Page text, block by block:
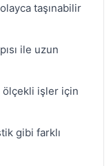
taşınabilir
ile uzun
ölçekli işler için
gibi farklı